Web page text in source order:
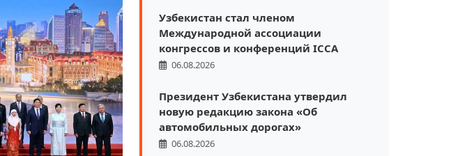
Узбекистан стал членом
Международной ассоциации
конгрессов и конференций ICCA
06.08.2026
Президент Узбекистана утвердил
новую редакцию закона «Об
автомобильных дорогах»
06.08.2026